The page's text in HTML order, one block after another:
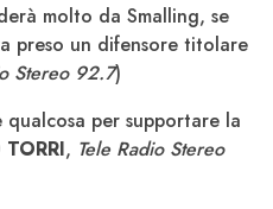
molto da Smalling, se
preso un difensore titolare
Stereo 92.7)
per supportare la
TORRI, Tele Radio Stereo